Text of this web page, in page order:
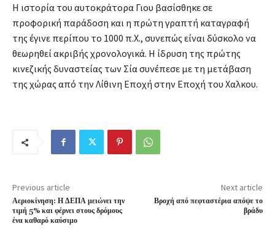
Η ιστορία του αυτοκράτορα Γιου βασίσθηκε σε
προφορική παράδοση και η πρώτη γραπτή καταγραφή
της έγινε περίπου το 1000 π.Χ., συνεπώς είναι δύσκολο να
θεωρηθεί ακριβής χρονολογικά. Η ίδρυση της πρώτης
κινεζικής δυναστείας των Σία συνέπεσε με τη μετάβαση
της χώρας από την Λίθινη Εποχή στην Εποχή του Χαλκου.
Previous article
Αεριοκίνηση: Η ΔΕΠΑ μειώνει την
τιμή 5% και φέρνει στους δρόμους
ένα καθαρό καύσιμο
Next article
Βροχή από πεφταστέρια απόψε το
βράδυ